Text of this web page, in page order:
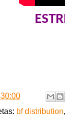
bf distribution,